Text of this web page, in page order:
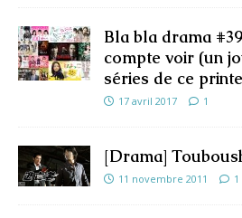
Bla bla drama
compte voir (un
séries de ce
17 avril 2017 1
[Drama]
11 novembre 2011 1